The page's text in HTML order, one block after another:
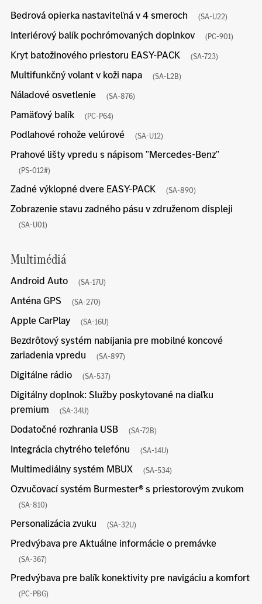
Bedrová opierka nastaviteľná v 4 smeroch (SA-U22)
Interiérový balík pochrómovaných doplnkov (PC-901)
Kryt batožinového priestoru EASY-PACK (SA-723)
Multifunkčný volant v koži napa (SA-L2B)
Náladové osvetlenie (SA-876)
Pamäťový balík (PC-P64)
Podlahové rohože velúrové (SA-U12)
Prahové lišty vpredu s nápisom "Mercedes-Benz"
(PS-012#)
Zadné výklopné dvere EASY-PACK (SA-890)
Zobrazenie stavu zadného pásu v združenom displeji
(SA-U01)
Multimédiá
Android Auto (SA-17U)
Anténa GPS (SA-270)
Apple CarPlay (SA-16U)
Bezdrôtový systém nabíjania pre mobilné koncové
zariadenia vpredu
(SA-897)
Digitálne rádio (SA-537)
Digitálny doplnok: Služby poskytované na diaľku
premium
(SA-34U)
Dodatočné rozhrania USB (SA-72B)
Integrácia chytrého telefónu (SA-14U)
Multimediálny systém MBUX (SA-534)
Ozvučovací systém Burmester® s priestorovým zvukom
(SA-810)
Personalizácia zvuku (SA-32U)
Predvýbava pre Aktuálne informácie o premávke
(SA-367)
Predvýbava pre balík konektivity pre navigáciu a komfort
(PC-PBG)